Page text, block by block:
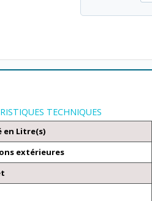
TECHNIQUES
en Litre(s)
extérieures